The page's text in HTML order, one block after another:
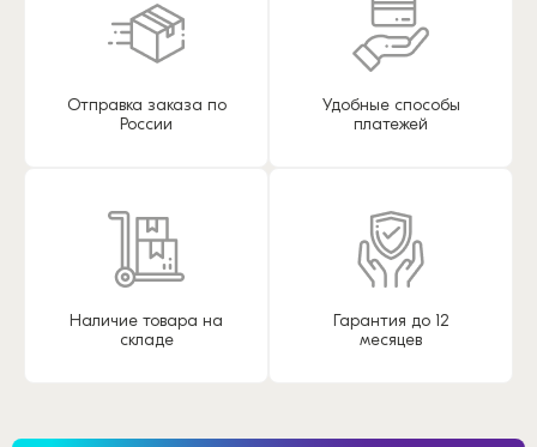
Отправка заказа по
России
Удобные способы
платежей
Наличие товара на
складе
Гарантия до 12
месяцев